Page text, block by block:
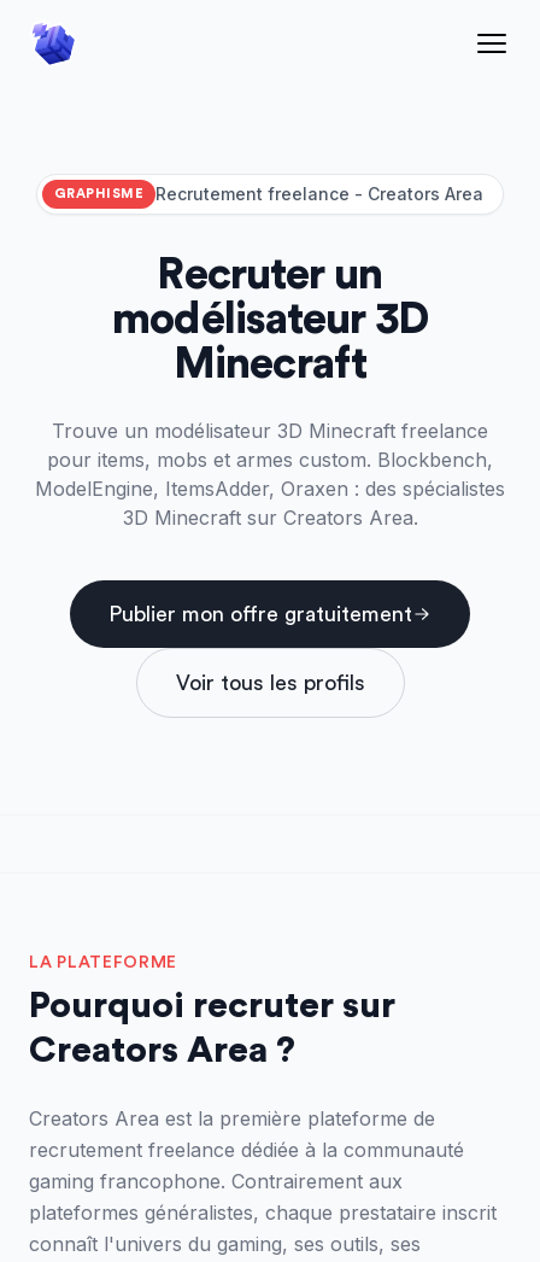
GRAPHISME Recrutement freelance - Creators Area
Recruter un
modélisateur 3D
Minecraft
Trouve un modélisateur 3D Minecraft freelance
pour items, mobs et armes custom. Blockbench,
ModelEngine, ItemsAdder, Oraxen : des spécialistes
3D Minecraft sur Creators Area.
Publier mon offre gratuitement
Voir tous les profils
LA PLATEFORME
Pourquoi recruter sur
Creators Area ?
Creators Area est la première plateforme de
recrutement freelance dédiée à la communauté
gaming francophone. Contrairement aux
plateformes généralistes, chaque prestataire inscrit
connaît l'univers du gaming, ses outils, ses